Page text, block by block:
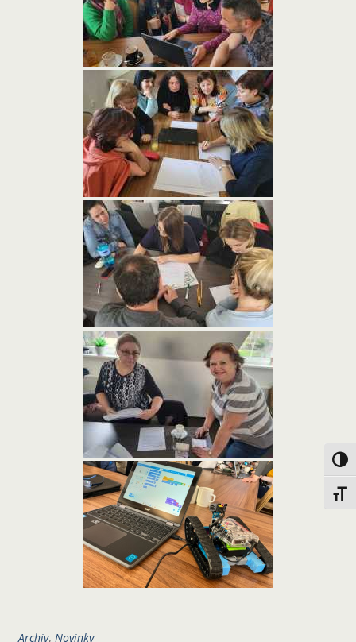
Archiv, Novinky